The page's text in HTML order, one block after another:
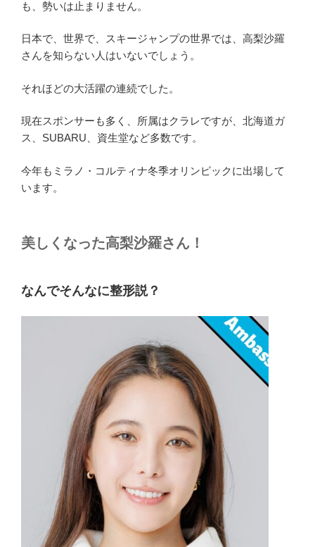
も、勢いは止まりません。
日本で、世界で、スキージャンプの世界では、高梨沙羅
さんを知らない人はいないでしょう。
それほどの大活躍の連続でした。
現在スポンサーも多く、所属はクラレですが、北海道ガ
ス、SUBARU、資生堂など多数です。
今年もミラノ・コルティナ冬季オリンピックに出場して
います。
美しくなった高梨沙羅さん！
なんでそんなに整形説？